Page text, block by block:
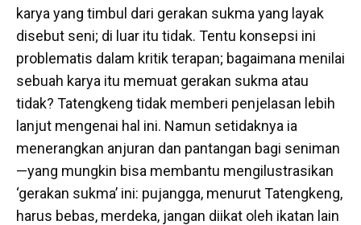
karya yang timbul dari gerakan sukma yang layak
disebut seni; di luar itu tidak. Tentu konsepsi ini
problematis dalam kritik terapan; bagaimana menilai
sebuah karya itu memuat gerakan sukma atau
tidak? Tatengkeng tidak memberi penjelasan lebih
lanjut mengenai hal ini. Namun setidaknya ia
menerangkan anjuran dan pantangan bagi seniman
—yang mungkin bisa membantu mengilustrasikan
‘gerakan sukma’ ini: pujangga, menurut Tatengkeng,
harus bebas, merdeka, jangan diikat oleh ikatan lain